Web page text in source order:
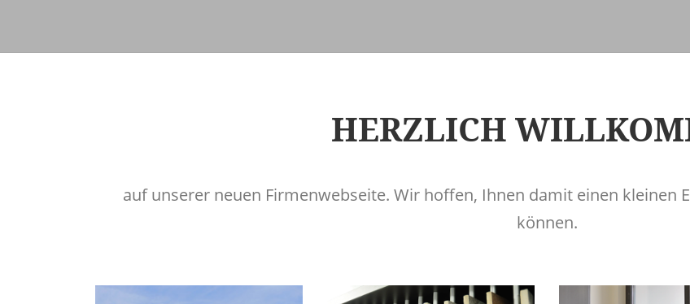
HERZLICH
auf unserer neuen Firmenwebseite. Wir hoffen, Ihnen damit einen kleinen
können.